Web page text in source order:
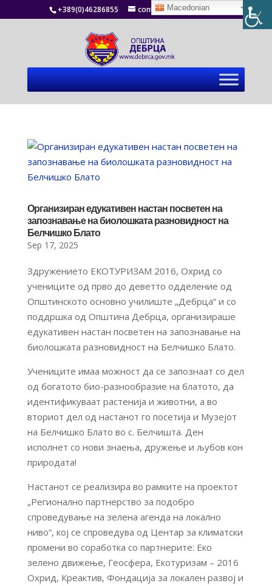
+389(0)46286855 contact@debrca.gov.mk
Организиран едукативен настан посветен на
запознавање на биолошката разновидност на
Белчишко Блато
Sep 17, 2025
Здружението ЕКОТУРИЗАМ 2016, Охрид со
учениците од прво до деветто одделение од
Општинското основно училиште „Дебрца“ и со
поддршка од Општина Дебрца, организираше
едукативен настан посветен на запознавање на
биолошката разновидност на Белчишко Блато.
Учениците имаа можност да се запознаат со дел
од богатото био-разнообразие на блатото, да
идентификуваат растенија и животни, а во
вториот дел од настанот го посетија и Музејот
на Белчишко Блато во с. Белчишта. Ден
исполнет со нови знаења, дружење и љубов кон
природата!
Настанот се реализира во рамките на проектот
„Регионално партнерство за подобро
спроведување на зелена агенда на локално
ниво“, кој се спроведува од Центар за климатски
промени во соработка со партнерите: Еко
зелено движење, Геосфера, Екотуризам – 2016
Охрид, Креактив, Фондација за локален развој и
Macedonian